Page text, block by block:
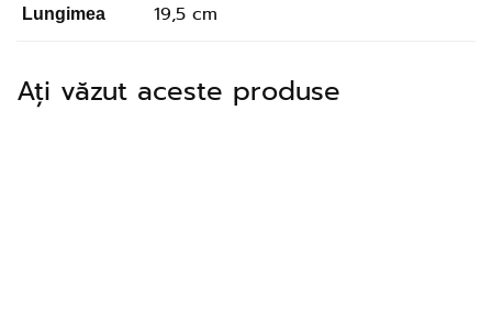
Lungimea 19,5 cm
Ați văzut aceste produse